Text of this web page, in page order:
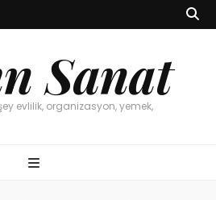
Sanat
evlilik, organizasyon, yemek,